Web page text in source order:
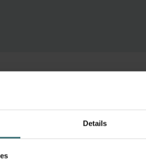
Details